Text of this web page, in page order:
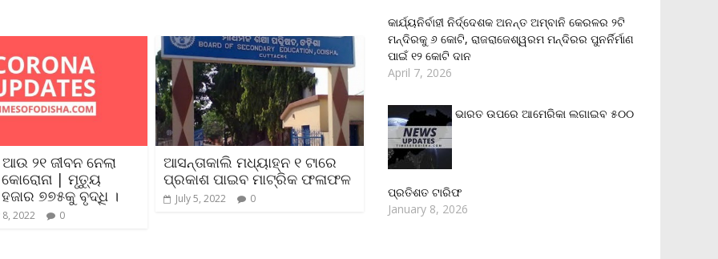
୨୧ ଜୀବନ ନେଲା
କୋରୋନା | ମୃତ୍ୟୁ
ହଜାର ୭୭୫କୁ ବୃଦ୍ଧି ।
2022 0
ଆସନ୍ତାକାଲି ମଧ୍ୟାହ୍ନ ୧ ଟାରେ
ପ୍ରକାଶ ପାଇବ ମାଟ୍ରିକ ଫଳାଫଳ
July 5, 2022 0
କାର୍ଯ୍ୟନିର୍ବାହୀ ନିର୍ଦ୍ଦେଶକ ଅନନ୍ତ ଅମ୍ବାନି କେରଳର ୨ଟି
ମନ୍ଦିରକୁ ୬ କୋଟି, ରାଜରାଜେଶ୍ୱରମ ମନ୍ଦିରର ପୁନର୍ନିର୍ମାଣ
ପାଇଁ ୧୨ କୋଟି ଦାନ
April 7, 2026
ଭାରତ ଉପରେ ଆମେରିକା ଲଗାଇବ ୫୦୦
ପ୍ରତିଶତ ଟାରିଫ
January 8, 2026